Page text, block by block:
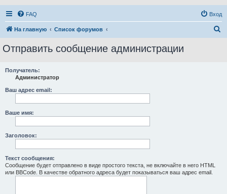
FAQ Вход
На главную Список форумов
Отправить сообщение администрации
Получатель:
Администратор
Ваш адрес email:
Ваше имя:
Заголовок:
Текст сообщения:
Сообщение будет отправлено в виде простого текста, не включайте в него HTML
или BBCode. В качестве обратного адреса будет показываться ваш адрес email.